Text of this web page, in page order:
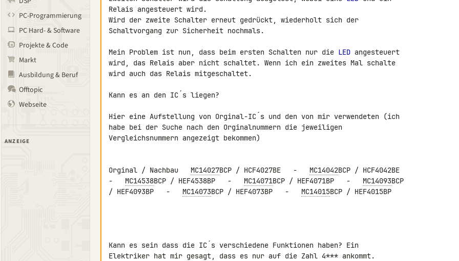
PC-Programmierung
PC Hard- & Software
Projekte & Code
Markt
Ausbildung & Beruf
Offtopic
Webseite
ANZEIGE
Relais angesteuert wird.
Wird der zweite Schalter erneut gedrückt, wiederholt sich der
Schaltvorgang zur Sicherheit nochmals.
Mein Problem ist nun, dass beim ersten Schalten nur die LED angesteuert
wird, das Relais aber nicht schaltet. Wenn ich ein zweites Mal schalte
wird auch das Relais mitgeschaltet.
Kann es an den IC´s liegen?
Hier eine Aufstellung von Orginal-IC´s und den von mir verwendeten (ich
habe bei der Suche nach den Orginalnummern die jeweiligen
Vergleichsnummern angezeigt bekommen)
Orginal / Nachbau MC14027BCP / HCF4027BE   - MC14042BCP / HCF4042BE
- MC14538BCP / HEF4538BP   - MC14071BCP / HEF4071BP   - MC14093BCP
/ HEF4093BP   - MC14073BCP / HEF4073BP   - MC14015BCP / HEF4015BP
Kann es sein dass die IC´s verschiedene Funktionen haben? Ein
Elektriker hat mir gesagt, dass es nur auf die Zahl 4*** ankommt.